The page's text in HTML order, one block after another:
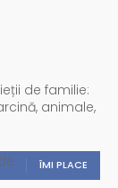
de familie:
animale,
ÎMI PLACE